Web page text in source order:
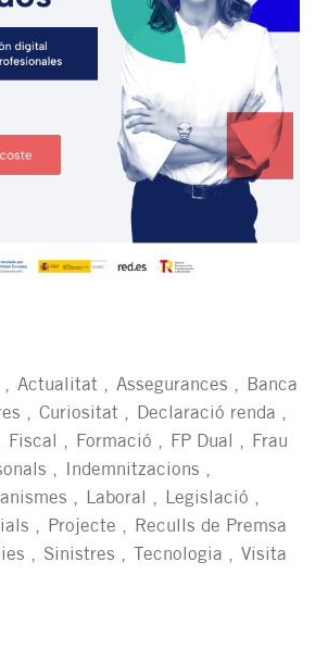
Actualitat Assegurances
Banca
Curiositat
Declaració renda
Fiscal Formació FP Dual
Frau
Indemnitzacions
Laboral
Legislació
Projecte
Reculls de Premsa
Sinistres Tecnologia
Visita